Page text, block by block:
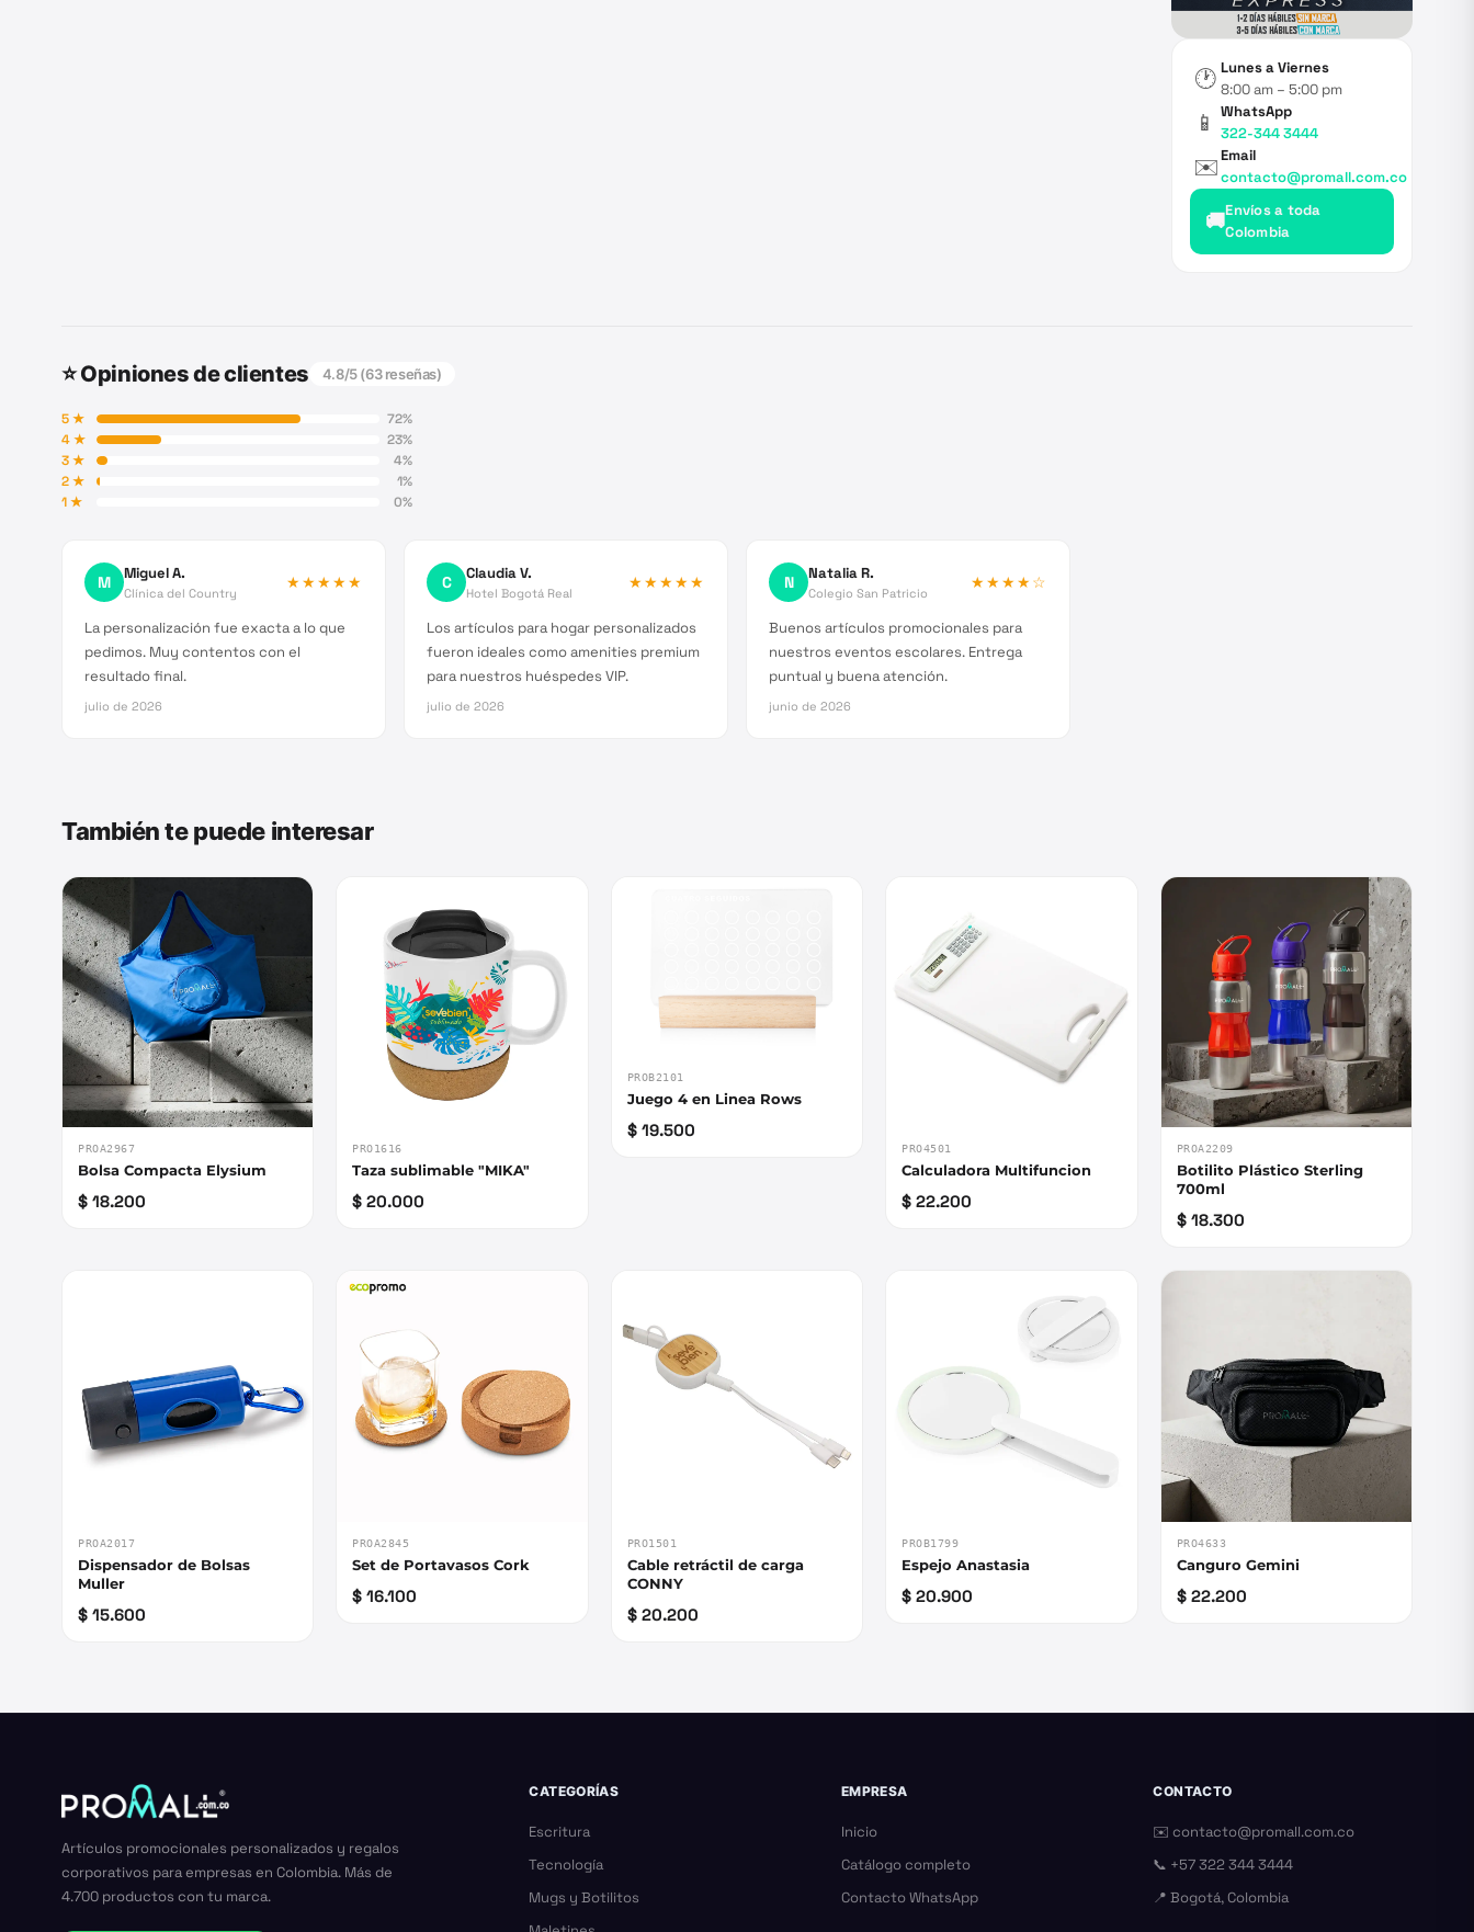
🕐 Lunes a Viernes
8:00 am – 5:00 pm
📱
WhatsApp
322-344 3444
✉️Email
contacto@promall.com.co
🚚Envíos a toda
Colombia
⭐ Opiniones de clientes 4.8/5 (63reseñas)
5★ 72%
4★ 23%
3★ 4%
2★ 1%
1★ 0%
M Miguel A.
Clínica del Country
★★★★★
La personalización fue exacta a lo que
pedimos. Muy contentos con el
resultado final.
julio de 2026
C Claudia V.
Hotel Bogotá Real
★★★★★
Los artículos para hogar personalizados
fueron ideales como amenities premium
para nuestros huéspedes VIP.
julio de 2026
N Natalia R.
Colegio San Patricio
★★★★☆
Buenos artículos promocionales para
nuestros eventos escolares. Entrega
puntual y buena atención.
junio de 2026
También te puede interesar
PROA2967
Bolsa Compacta Elysium
$ 18.200
PRO1616
Taza sublimable "MIKA"
$ 20.000
PROB2101
Juego 4 en Linea Rows
$ 19.500
PRO4501
Calculadora Multifuncion
$ 22.200
PROA2209
Botilito Plástico Sterling
700ml
$ 18.300
PROA2017
Dispensador de Bolsas
Muller
$ 15.600
PROA2845
Set de Portavasos Cork
$ 16.100
PRO1501
Cable retráctil de carga
CONNY
$ 20.200
PROB1799
Espejo Anastasia
$ 20.900
PRO4633
Canguro Gemini
$ 22.200
Artículos promocionales personalizados y regalos
corporativos para empresas en Colombia. Más de
4.700 productos con tu marca.
CATEGORÍAS
Escritura
Tecnología
Mugs y Botilitos
EMPRESA
Inicio
Catálogo completo
Contacto WhatsApp
CONTACTO
✉️contacto@promall.com.co
📞 +57 322 344 3444
📍 Bogotá, Colombia